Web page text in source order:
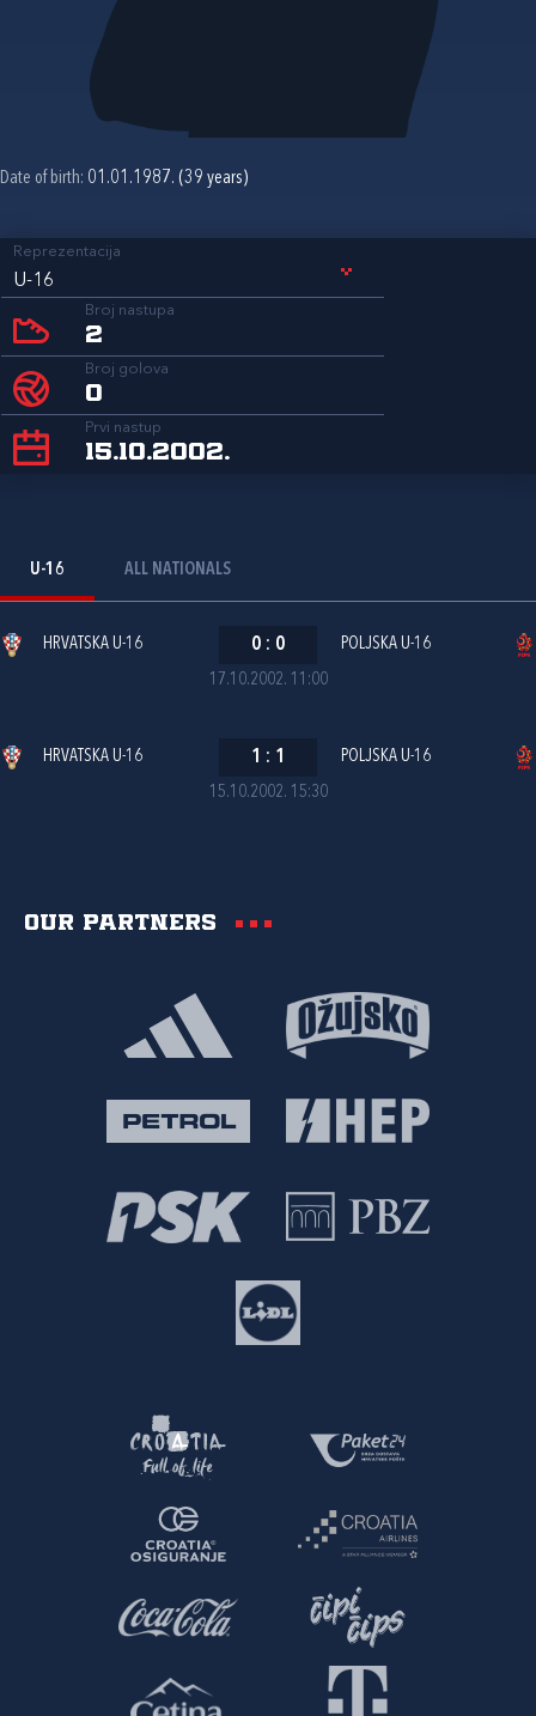
Date of birth: 01.01.1987. (39 years)
Reprezentacija
U-16
Broj nastupa
2
Broj golova
0
Prvi nastup
15.10.2002.
U-16 ALL NATIONALS
17.10.2002. 11:00
HRVATSKA U-16 0 : 0 POLJSKA U-16
15.10.2002. 15:30
HRVATSKA U-16 1 : 1 POLJSKA U-16
Our partners